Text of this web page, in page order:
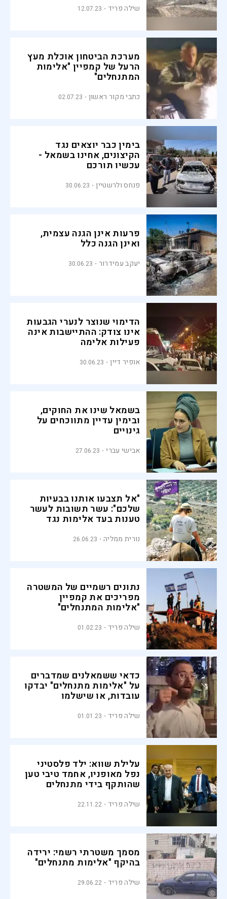
שילה פריד 12.07.23
מערכת הביטחון אוכלת מעץ
הרעל של קמפיין "אלימות
המתנחלים"
כתבי מקור ראשון 02.07.23
בימין כבר יוצאים נגד
הקיצונים, אחינו בשמאל -
עכשיו תורכם
פנחס ולרשטיין 30.06.23
פרעות אינן הגנה עצמית,
ואינן הגנה כלל
יעקב עמידרור 30.06.23
הדימוי שנוצר לנערי הגבעות
אינו צודק: ההתיישבות אינה
פעילות אלימה
אופיר דיין 30.06.23
בשמאל שינו את החוקים,
ובימין עדיין מתווכחים על
גינויים
אבישי עברי 27.06.23
"אל תצבעו אותנו בבעיות
שלכם": עשר תשובות לעשר
טענות בעד אלימות נגד
נורית ממליה 26.06.23
נתונים רשמיים של המשטרה
מפריכים את קמפיין
"אלימות המתנחלים"
שילה פריד 01.02.23
כדאי ששמאלנים שמדברים
על "אלימות מתנחלים" יבדקו
עובדות, או שישלמו
שילה פריד 01.01.23
עלילת שווא: ילד פלסטיני
נפל מאופניו, אחמד טיבי טען
שהותקף בידי מתנחלים
שילה פריד 22.11.22
מסמך משטרתי רשמי: ירידה
בהיקף "אלימות מתנחלים"
שילה פריד 29.06.22